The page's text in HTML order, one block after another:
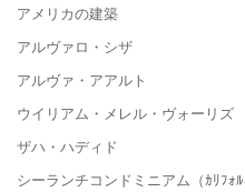
アメリカの建築
アルヴァロ・シザ
アルヴァ・アアルト
ウイリアム・メレル・ヴォーリズ
ザハ・ハディド
シーランチコンドミニアム（ｶﾘﾌｫ